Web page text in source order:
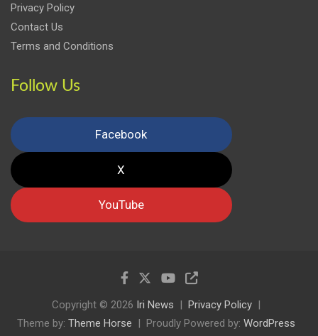
Privacy Policy
Contact Us
Terms and Conditions
Follow Us
Facebook
X
YouTube
Copyright © 2026 Iri News
Privacy Policy
Theme by: Theme Horse Proudly Powered by: WordPress